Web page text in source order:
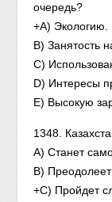
очередь?
+А) Экологию.
В) Занятость
С)
D) Интересы
E) Высокую
1348.
А) Станет
В) Преодолеет
+С) Пройдет